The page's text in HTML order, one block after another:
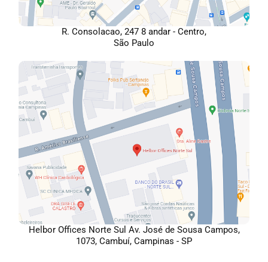
R. Consolacao, 247 8 andar - Centro,
São Paulo
Helbor Offices Norte Sul Av. José de Sousa Campos,
1073, Cambuí, Campinas - SP